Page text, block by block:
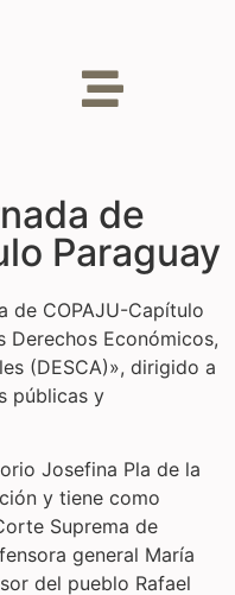
de
Paraguay
de COPAJU-Capítulo
Derechos Económicos,
(DESCA)», dirigido a
públicas y
Josefina Pla de la
y tiene como
Suprema de
general María
del pueblo Rafael